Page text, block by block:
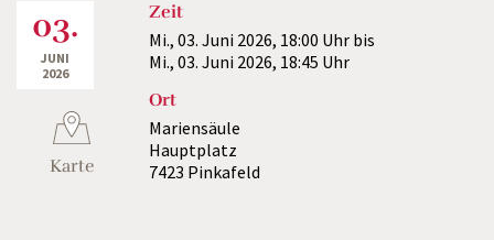
03.
JUNI
2026
Karte
Zeit
Mi., 03. Juni 2026, 18:00 Uhr bis
Mi., 03. Juni 2026, 18:45 Uhr
Ort
Mariensäule
Hauptplatz
7423 Pinkafeld